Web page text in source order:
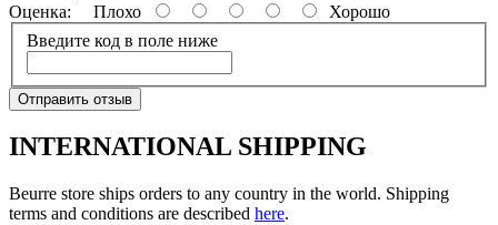
Оценка: Плохо
Хорошо
Введите код в поле ниже
Отправить отзыв
INTERNATIONAL SHIPPING
Beurre store ships orders to any country in the world. Shipping
terms and conditions are described here.